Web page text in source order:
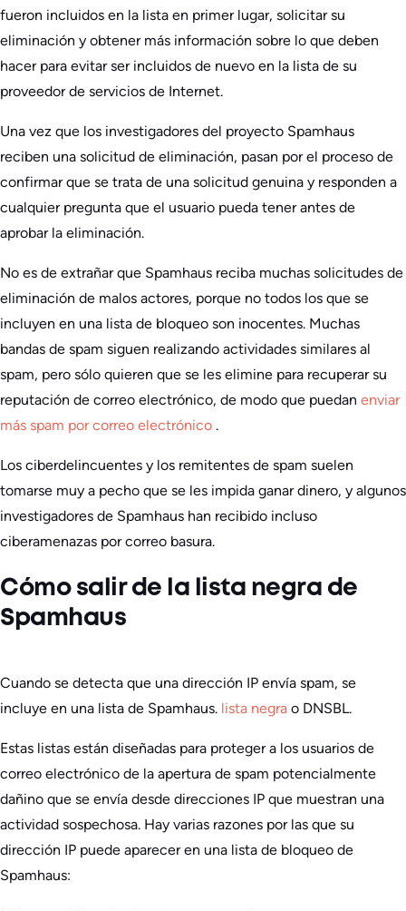
fueron incluidos en la lista en primer lugar, solicitar su
eliminación y obtener más información sobre lo que deben
hacer para evitar ser incluidos de nuevo en la lista de su
proveedor de servicios de Internet.
Una vez que los investigadores del proyecto Spamhaus
reciben una solicitud de eliminación, pasan por el proceso de
confirmar que se trata de una solicitud genuina y responden a
cualquier pregunta que el usuario pueda tener antes de
aprobar la eliminación.
No es de extrañar que Spamhaus reciba muchas solicitudes de
eliminación de malos actores, porque no todos los que se
incluyen en una lista de bloqueo son inocentes. Muchas
bandas de spam siguen realizando actividades similares al
spam, pero sólo quieren que se les elimine para recuperar su
reputación de correo electrónico, de modo que puedan enviar
más spam por correo electrónico .
Los ciberdelincuentes y los remitentes de spam suelen
tomarse muy a pecho que se les impida ganar dinero, y algunos
investigadores de Spamhaus han recibido incluso
ciberamenazas por correo basura.
Cómo salir de la lista negra de
Spamhaus
Cuando se detecta que una dirección IP envía spam, se
incluye en una lista de Spamhaus. lista negra o DNSBL.
Estas listas están diseñadas para proteger a los usuarios de
correo electrónico de la apertura de spam potencialmente
dañino que se envía desde direcciones IP que muestran una
actividad sospechosa. Hay varias razones por las que su
dirección IP puede aparecer en una lista de bloqueo de
Spamhaus: